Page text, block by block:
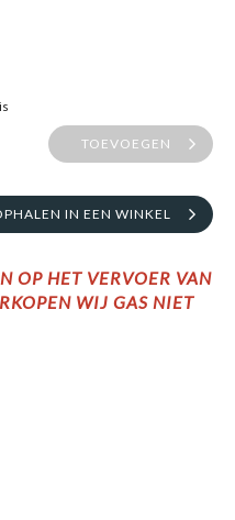
TOEVOEGEN
IN EEN WINKEL
OP HET VERVOER VAN
WIJ GAS NIET